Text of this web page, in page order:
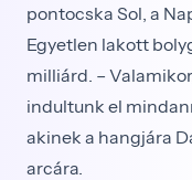
pontocska Sol, a
Egyetlen lakott
milliárd. –
indultunk el
akinek a hangjára
arcára.